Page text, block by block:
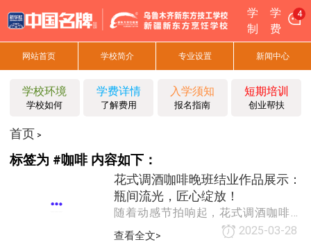
学
制
学
费
4
网站首页 学校简介 专业设置 新闻中心
学校环境
学校如何
学费详情
了解费用
入学须知
报名指南
短期培训
创业帮扶
首页 >
标签为 #咖啡 内容如下：
花式调酒咖啡晚班结业作品展示：
瓶间流光，匠心绽放！
随着动感节拍响起，花式调酒咖啡晚
班结业展示拉开序幕。经过每天晚上
的刻苦训练，学员们褪去青涩，以摇
2025-03-28
查看全文>